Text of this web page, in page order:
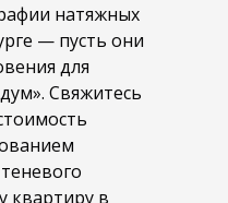
натяжных
— пусть они
для
Свяжитесь
квартиру в